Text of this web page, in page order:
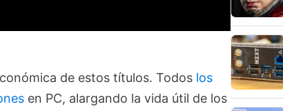
de estos títulos. Todos los
en PC, alargando la vida útil de los